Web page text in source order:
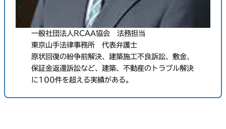
一般社団法人RCAA協会 法務担当
東京山手法律事務所 代表弁護士
原状回復の紛争前解決、建築施工不良訴訟、敷金、
保証金返還訴訟など、建築、不動産のトラブル解決
に100件を超える実績がある。